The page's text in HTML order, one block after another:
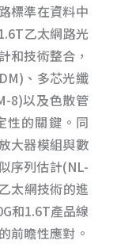
標準在資料中
乙太網路光
和技術整合，
、多芯光纖
8)以及色散管
性的關鍵。同
大器模組與數
序列估計(NL-
太網技術的進
和1.6T產品線
前瞻性應對。